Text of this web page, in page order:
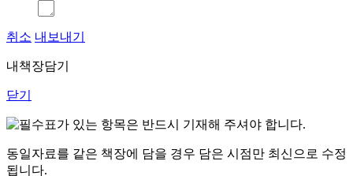
취소 내보내기
내책장담기
닫기
표가 있는 항목은 반드시 기재해 주셔야 합니다.
동일자료를 같은 책장에 담을 경우 담은 시점만 최신으로 수정
됩니다.